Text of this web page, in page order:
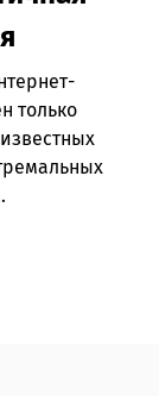
только